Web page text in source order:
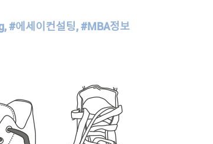
#에세이컨설팅, #MBA정보